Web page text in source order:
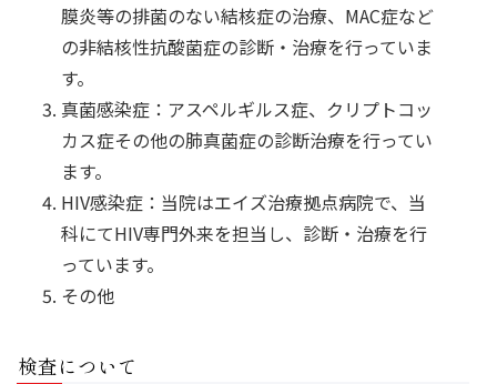
膜炎等の排菌のない結核症の治療、MAC症など
の非結核性抗酸菌症の診断・治療を行っていま
す。
真菌感染症：アスペルギルス症、クリプトコッ
カス症その他の肺真菌症の診断治療を行ってい
ます。
HIV感染症：当院はエイズ治療拠点病院で、当
科にてHIV専門外来を担当し、診断・治療を行
っています。
その他
検査について